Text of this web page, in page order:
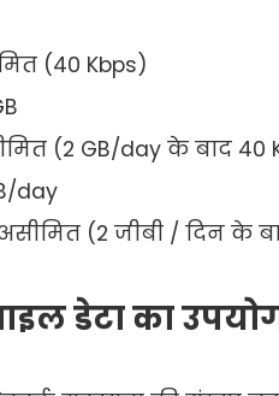
(40 Kbps)
(2 GB/day के बाद 40
day
(2 जीबी / दिन के
डेटा का